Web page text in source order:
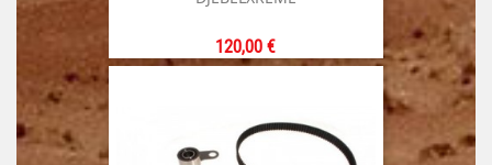
Prix
120,00 €